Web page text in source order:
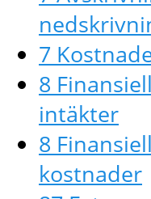
7
8
intäkter
8
kostnader